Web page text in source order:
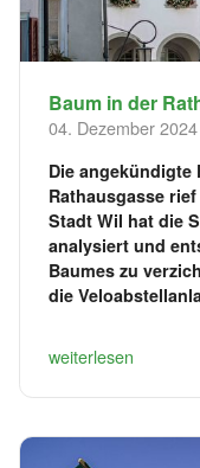
Baum in der
04. Dezember 2024
Die
Rathausgasse
Stadt Wil hat die
analysiert und
Baumes zu
die
weiterlesen